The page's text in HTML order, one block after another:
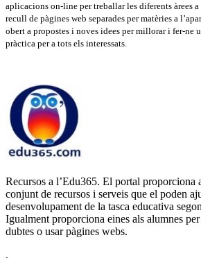
aplicacions on-line per treballar les diferents àrees a
recull de pàgines web separades per matèries a
obert a propostes i noves idees per millorar i fer-ne
pràctica per a tots els interessats.
Recursos a l’Edu365. El portal proporciona
conjunt de recursos i serveis que el poden
desenvolupament de la tasca educativa
Igualment proporciona eines als alumnes
dubtes o usar pàgines webs.
.